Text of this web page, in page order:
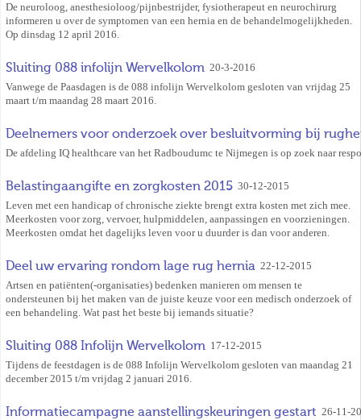
De neuroloog, anesthesioloog/pijnbestrijder, fysiotherapeut en neurochirurg
informeren u over de symptomen van een hernia en de behandelmogelijkheden.
Op dinsdag 12 april 2016.
Sluiting 088 infolijn Wervelkolom 20-3-2016
Vanwege de Paasdagen is de 088 infolijn Wervelkolom gesloten van vrijdag 25
maart t/m maandag 28 maart 2016.
Deelnemers voor onderzoek over besluitvorming bij
De afdeling IQ healthcare van het Radboudumc te Nijmegen is op zoek naar
Belastingaangifte en zorgkosten 2015 30-12-2015
Leven met een handicap of chronische ziekte brengt extra kosten met zich mee.
Meerkosten voor zorg, vervoer, hulpmiddelen, aanpassingen en voorzieningen.
Meerkosten omdat het dagelijks leven voor u duurder is dan voor anderen.
Deel uw ervaring rondom lage rug hernia 22-12-2015
Artsen en patiënten(-organisaties) bedenken manieren om mensen te
ondersteunen bij het maken van de juiste keuze voor een medisch onderzoek of
een behandeling. Wat past het beste bij iemands situatie?
Sluiting 088 Infolijn Wervelkolom 17-12-2015
Tijdens de feestdagen is de 088 Infolijn Wervelkolom gesloten van maandag 21
december 2015 t/m vrijdag 2 januari 2016.
Informatiecampagne aanstellingskeuringen gestart 26-11-